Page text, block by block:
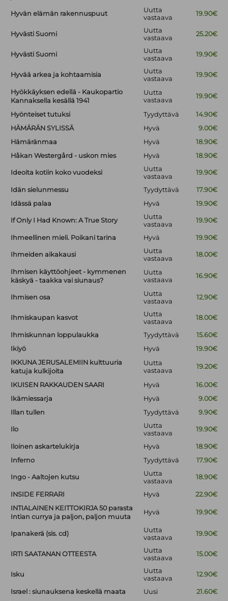
Hyvän elämän rakennuspuut
Uutta
vastaava
19.90€
Hyvästi Suomi
Uutta
vastaava
25.20€
Hyvästi Suomi
Uutta
vastaava
19.90€
Hyvää arkea ja kohtaamisia
Uutta
vastaava
19.90€
Hyökkäyksen edellä - Kaukopartio
Kannaksella kesällä 1941
Uutta
vastaava
19.90€
Hyönteiset tutuksi Tyydyttävä
14.90€
HÄMÄRÄN SYLISSÄ
Hyvä
9.00€
Hämäränmaa
Hyvä
18.90€
Håkan Westergård - uskon mies
Hyvä 18.90€
Ideoita kotiin koko vuodeksi
Uutta
vastaava
19.90€
Idän sielunmessu Tyydyttävä
17.90€
Idässä palaa
Hyvä 19.90€
If Only I Had Known: A True Story
Uutta
vastaava
19.90€
Ihmeellinen mieli. Poikani tarina Hyvä 19.90€
Ihmeiden aikakausi
Uutta
vastaava
18.00€
Ihmisen käyttöohjeet - kymmenen
käskyä - taakka vai siunaus?
Uutta
vastaava
16.90€
Ihmisen osa
Uutta
vastaava
12.90€
Ihmiskaupan kasvot
Uutta
vastaava
18.00€
Ihmiskunnan loppulaukka Tyydyttävä
15.60€
Ikiyö
Hyvä
19.90€
IKKUNA JERUSALEMIIN kulttuuria
katuja kulkijoita
Uutta
vastaava
19.20€
IKUISEN RAKKAUDEN SAARI Hyvä
16.00€
Ikämiessarja
Hyvä
9.00€
Illan tullen
Tyydyttävä 9.90€
Ilo
Uutta
vastaava
19.90€
Iloinen askartelukirja Hyvä
18.90€
Inferno
Tyydyttävä 17.90€
Ingo - Aaltojen kutsu
Uutta
vastaava
18.90€
INSIDE FERRARI Hyvä
22.90€
INTIALAINEN KEITTOKIRJA 50 parasta
Intian currya ja paljon, paljon muuta
Hyvä 19.90€
Ipanakerä (sis. cd)
Uutta
vastaava
19.90€
IRTI SAATANAN OTTEESTA
Uutta
vastaava
15.00€
Isku
Uutta
vastaava
12.90€
Israel : siunauksena keskellä maata Uusi
21.60€